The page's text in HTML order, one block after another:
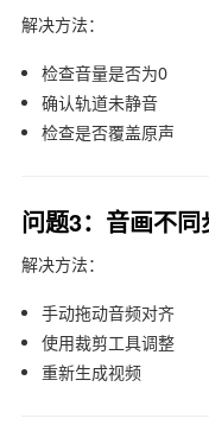
解决方法：
检查音量是否为0
确认轨道未静音
检查是否覆盖原声
问题3：音画不同
解决方法：
手动拖动音频对齐
使用裁剪工具调整
重新生成视频